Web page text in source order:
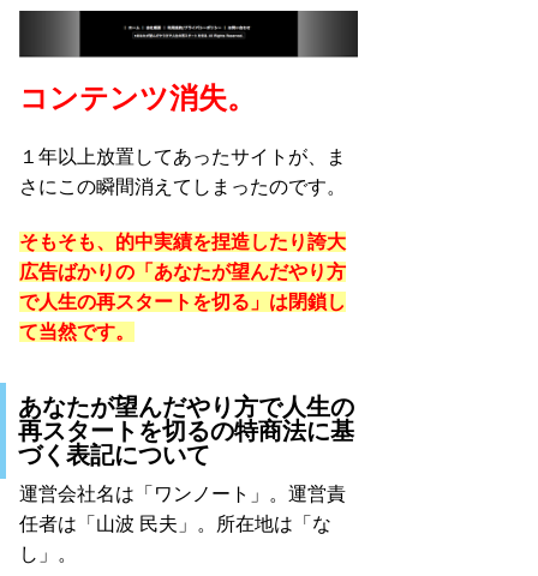
コンテンツ消失。
１年以上放置してあったサイトが、ま
さにこの瞬間消えてしまったのです。
そもそも、的中実績を捏造したり誇大
広告ばかりの「あなたが望んだやり方
で人生の再スタートを切る」は閉鎖し
て当然です。
あなたが望んだやり方で人生の
再スタートを切るの特商法に基
づく表記について
運営会社名は「ワンノート」。運営責
任者は「山波 民夫」。所在地は「な
し」。